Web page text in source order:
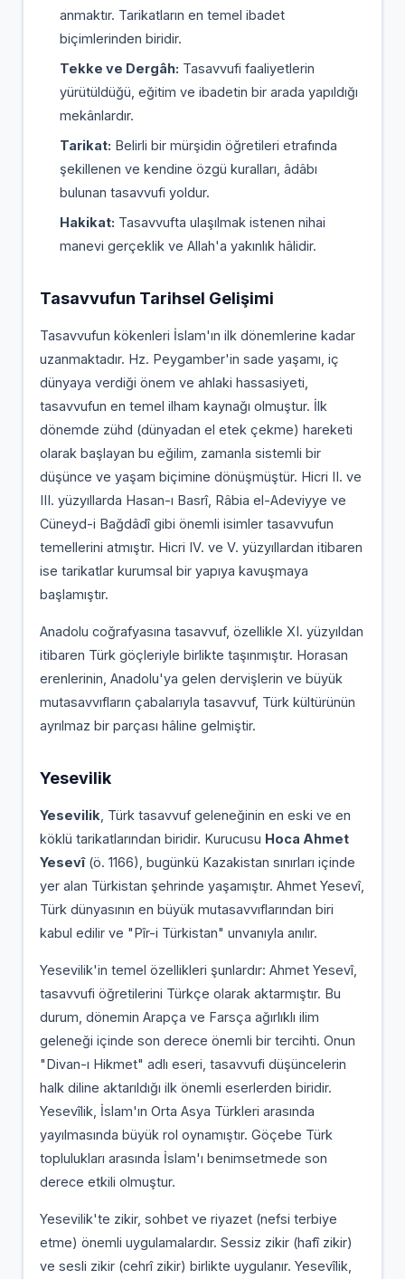
anmaktır. Tarikatların en temel ibadet
biçimlerinden biridir.
Tekke ve Dergâh: Tasavvufi faaliyetlerin
yürütüldüğü, eğitim ve ibadetin bir arada yapıldığı
mekânlardır.
Tarikat: Belirli bir mürşidin öğretileri etrafında
şekillenen ve kendine özgü kuralları, âdâbı
bulunan tasavvufi yoldur.
Hakikat: Tasavvufta ulaşılmak istenen nihai
manevi gerçeklik ve Allah'a yakınlık hâlidir.
Tasavvufun Tarihsel Gelişimi
Tasavvufun kökenleri İslam'ın ilk dönemlerine kadar
uzanmaktadır. Hz. Peygamber'in sade yaşamı, iç
dünyaya verdiği önem ve ahlaki hassasiyeti,
tasavvufun en temel ilham kaynağı olmuştur. İlk
dönemde zühd (dünyadan el etek çekme) hareketi
olarak başlayan bu eğilim, zamanla sistemli bir
düşünce ve yaşam biçimine dönüşmüştür. Hicri II. ve
III. yüzyıllarda Hasan-ı Basrî, Râbia el-Adeviyye ve
Cüneyd-i Bağdâdî gibi önemli isimler tasavvufun
temellerini atmıştır. Hicri IV. ve V. yüzyıllardan itibaren
ise tarikatlar kurumsal bir yapıya kavuşmaya
başlamıştır.
Anadolu coğrafyasına tasavvuf, özellikle XI. yüzyıldan
itibaren Türk göçleriyle birlikte taşınmıştır. Horasan
erenlerinin, Anadolu'ya gelen dervişlerin ve büyük
mutasavvıfların çabalarıyla tasavvuf, Türk kültürünün
ayrılmaz bir parçası hâline gelmiştir.
Yesevilik
Yesevilik , Türk tasavvuf geleneğinin en eski ve en
köklü tarikatlarından biridir. Kurucusu Hoca Ahmet
Yesevî(ö. 1166), bugünkü Kazakistan sınırları içinde
yer alan Türkistan şehrinde yaşamıştır. Ahmet Yesevî,
Türk dünyasının en büyük mutasavvıflarından biri
kabul edilir ve "Pîr-i Türkistan" unvanıyla anılır.
Yesevilik'in temel özellikleri şunlardır: Ahmet Yesevî,
tasavvufi öğretilerini Türkçe olarak aktarmıştır. Bu
durum, dönemin Arapça ve Farsça ağırlıklı ilim
geleneği içinde son derece önemli bir tercihti. Onun
"Divan-ı Hikmet" adlı eseri, tasavvufi düşüncelerin
halk diline aktarıldığı ilk önemli eserlerden biridir.
Yesevîlik, İslam'ın Orta Asya Türkleri arasında
yayılmasında büyük rol oynamıştır. Göçebe Türk
toplulukları arasında İslam'ı benimsetmede son
derece etkili olmuştur.
Yesevilik'te zikir, sohbet ve riyazet (nefsi terbiye
etme) önemli uygulamalardır. Sessiz zikir (hafî zikir)
ve sesli zikir (cehrî zikir) birlikte uygulanır. Yesevîlik,